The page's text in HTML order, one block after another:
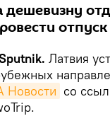
дешевизну
Латвия
Новости со